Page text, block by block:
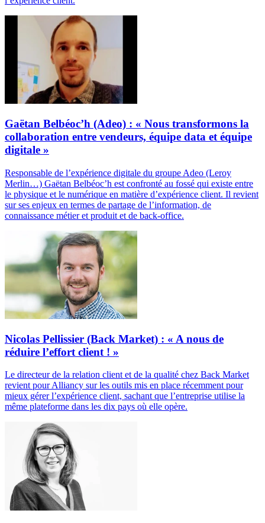
Gaëtan Belbéoc’h (Adeo) : « Nous transformons la
collaboration entre vendeurs, équipe data et équipe
digitale »
Responsable de l’expérience digitale du groupe Adeo (Leroy
Merlin…) Gaëtan Belbéoc’h est confronté au fossé qui existe entre
le physique et le numérique en matière d’expérience client. Il revient
sur ses enjeux en termes de partage de l’information, de
connaissance métier et produit et de back-office.
Nicolas Pellissier (Back Market) : « A nous de
réduire l’effort client ! »
Le directeur de la relation client et de la qualité chez Back Market
revient pour Alliancy sur les outils mis en place récemment pour
mieux gérer l’expérience client, sachant que l’entreprise utilise la
même plateforme dans les dix pays où elle opère.